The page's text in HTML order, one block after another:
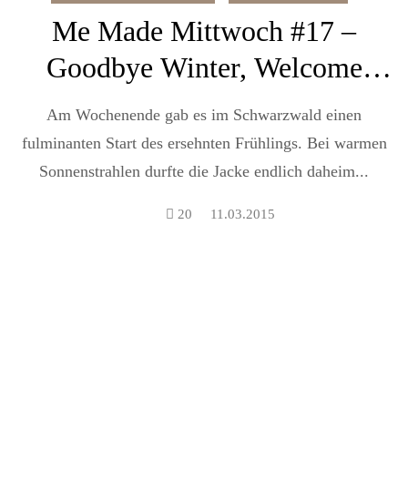
Me Made Mittwoch #17 –
Goodbye Winter, Welcome
Spring (besticktes T-Shirt)
Am Wochenende gab es im Schwarzwald einen
fulminanten Start des ersehnten Frühlings. Bei warmen
Sonnenstrahlen durfte die Jacke endlich daheim...
20 11.03.2015